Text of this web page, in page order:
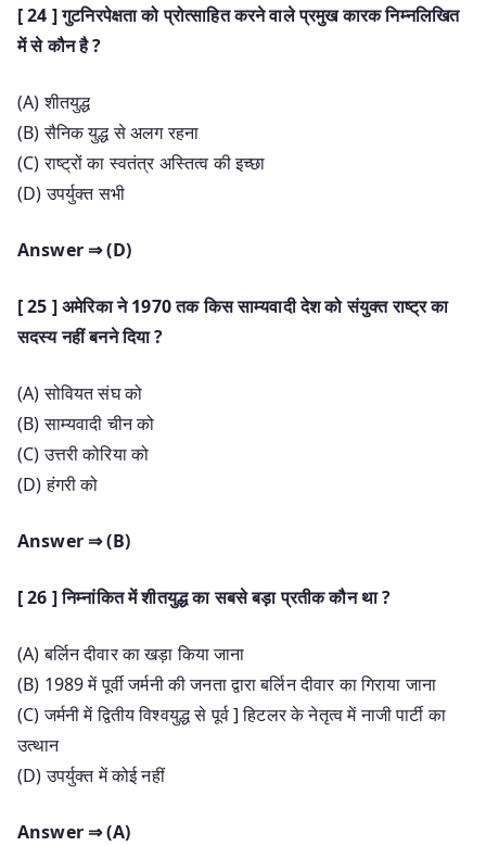
[ 24 ] गुटनिरपेक्षता को प्रोत्साहित करने वाले प्रमुख कारक निम्नलिखित
में से कौन है ?
(A) शीतयुद्ध
(B) सैनिक युद्ध से अलग रहना
(C) राष्ट्रों का स्वतंत्र अस्तित्व की इच्छा
(D) उपर्युक्त सभी
Answer ⇒ (D)
[ 25 ] अमेरिका ने 1970 तक किस साम्यवादी देश को संयुक्त राष्ट्र का
सदस्य नहीं बनने दिया ?
(A) सोवियत संघ को
(B) साम्यवादी चीन को
(C) उत्तरी कोरिया को
(D) हंगरी को
Answer ⇒ (B)
[ 26 ] निम्नांकित में शीतयुद्ध का सबसे बड़ा प्रतीक कौन था ?
(A) बर्लिन दीवार का खड़ा किया जाना
(B) 1989 में पूर्वी जर्मनी की जनता द्वारा बर्लिन दीवार का गिराया जाना
(C) जर्मनी में द्वितीय विश्वयुद्ध से पूर्व ] हिटलर के नेतृत्व में नाजी पार्टी का
उत्थान
(D) उपर्युक्त में कोई नहीं
Answer ⇒ (A)